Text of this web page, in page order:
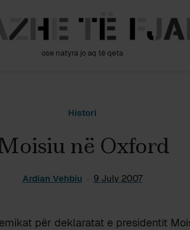
ose natyra jo aq të qeta
Histori
në Oxford
Ardian Vehbiu 9 July 2007
për deklaratat e presidentit